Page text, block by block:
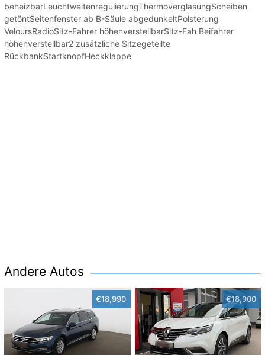
beheizbarLeuchtweitenregulierungThermoverglasungScheiben
getöntSeitenfenster ab B-Säule abgedunkeltPolsterung
VeloursRadioSitz-Fahrer höhenverstellbarSitz-Fah Beifahrer
höhenverstellbar2 zusätzliche Sitzegeteilte
RückbankStartknopfHeckklappe
Andere Autos
€18,990 €18,900